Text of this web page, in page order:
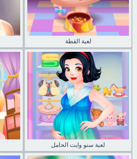
لعبة القطة
لعبة سنو وايت الحامل